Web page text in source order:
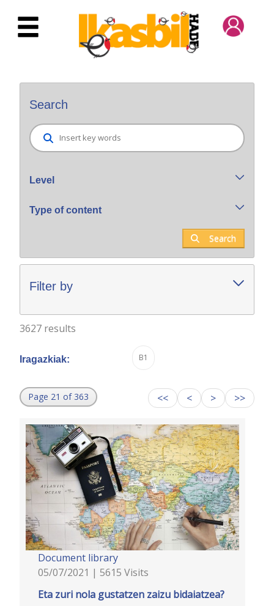
Skip to Main Content
Search
Level
Type of content
Search
Filter by
3627 results
Iragazkiak: B1
Page 21 of 363 << < > >>
Document library
05/07/2021 | 5615 Visits
Eta zuri nola gustatzen zaizu bidaiatzea?